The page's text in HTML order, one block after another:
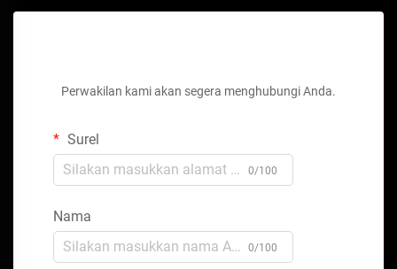
Perwakilan kami akan segera menghubungi Anda.
Surel
0/100
Nama
0/100